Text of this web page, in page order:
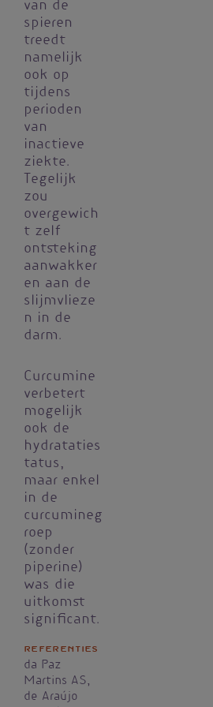
van de
spieren
treedt
namelijk
ook op
tijdens
perioden
van
inactieve
ziekte.
Tegelijk
zou
overgewich
t zelf
ontsteking
aanwakker
en aan de
slijmvlieze
n in de
darm.
Curcumine
verbetert
mogelijk
ook de
hydrataties
tatus,
maar enkel
in de
curcumineg
roep
(zonder
piperine)
was die
uitkomst
significant.
Referenties
da Paz
Martins AS,
de Araújo